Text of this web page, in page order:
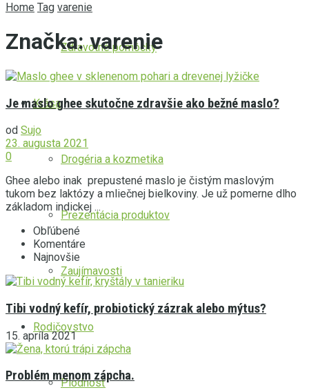
Zdravotné pomôcky
Krása
Drogéria a kozmetika
Prezentácia produktov
Zaujímavosti
Rodičovstvo
Plodnosť
Home Tag varenie
Značka:varenie
Je maslo ghee skutočne zdravšie ako bežné maslo?
od Sujo
23. augusta 2021
0
Ghee alebo inak prepustené maslo je čistým maslovým
tukom bez laktózy a mliečnej bielkoviny. Je už pomerne dlho
základom indickej ...
Obľúbené
Komentáre
Najnovšie
Tibi vodný kefír, probiotický zázrak alebo mýtus?
15. apríla 2021
Problém menom zápcha.